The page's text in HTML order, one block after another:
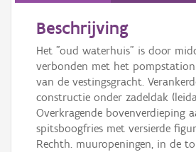
Beschrijving
Het "oud waterhuis" is door
verbonden met het
van de vestingsgracht.
constructie onder zadeldak
Overkragende bovenverdieping
spitsboogfries met versierde
Rechth. muuropeningen, in de